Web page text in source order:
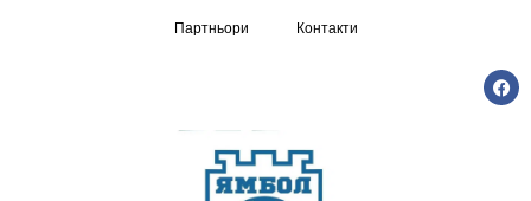
Партньори Контакти